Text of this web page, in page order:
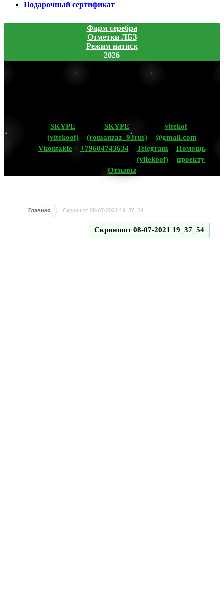
Подарочный сертификат
Фарм серебра
Отметки ЛБЗ
Режим натиск
2026
SKYPE
(vitekoof)
SKYPE
(romanzaz_93rus)
vitekof
@gmail.com
Vkontakte
+79604743634
Telegram
(vitekoof)
Помощь
проекту
Отзывы
Главная Скриншот 08-07-2021 19_37_54
Скриншот 08-07-2021 19_37_54